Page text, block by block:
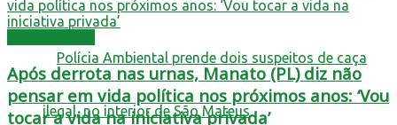
Após derrota nas urnas, Manato (PL) diz não
pensar em vida política nos próximos anos: ‘Vou
tocar a vida na iniciativa privada’